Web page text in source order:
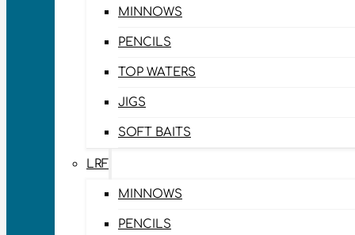
MINNOWS
PENCILS
TOP WATERS
JIGS
SOFT BAITS
LRF
MINNOWS
PENCILS